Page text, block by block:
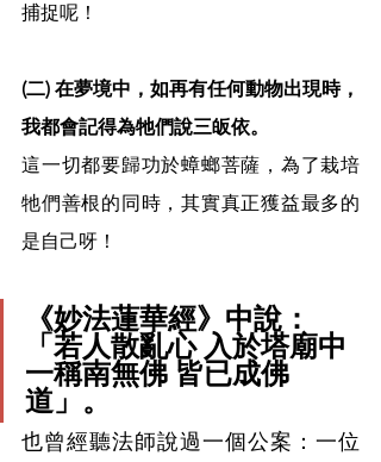
捕捉呢！
(二) 在夢境中，如再有任何動物出現時，
我都會記得為牠們說三皈依。
這一切都要歸功於蟑螂菩薩，為了栽培
牠們善根的同時，其實真正獲益最多的
是自己呀！
《妙法蓮華經》中說：
「若人散亂心 入於塔廟中
一稱南無佛 皆已成佛
道」。
也曾經聽法師說過一個公案：一位